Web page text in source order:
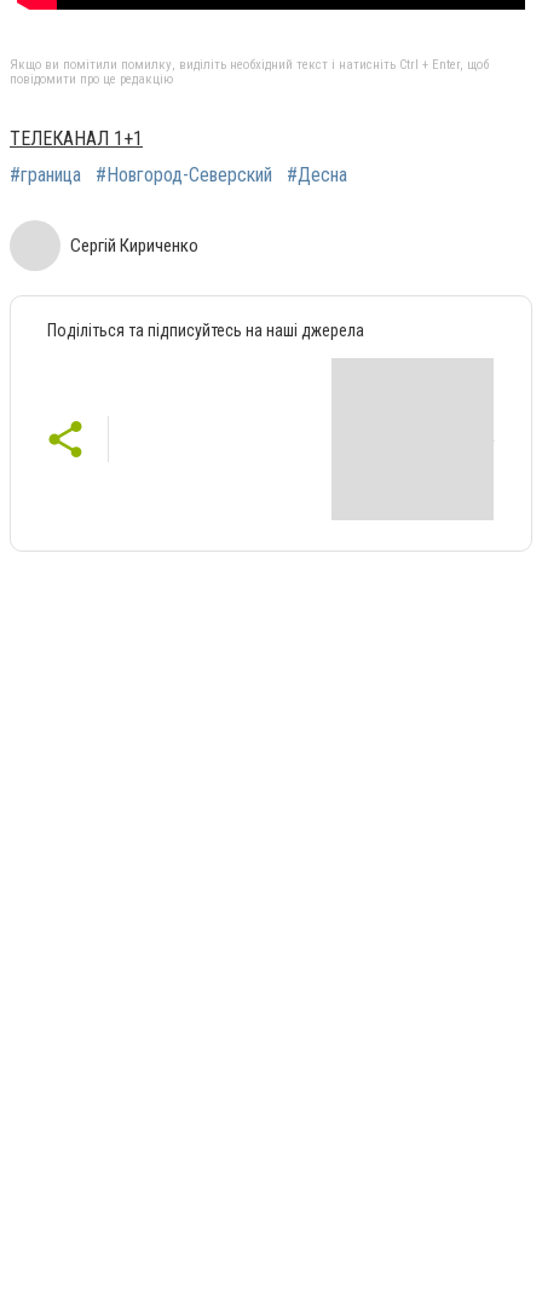
Якщо ви помітили помилку, виділіть необхідний текст і натисніть Ctrl + Enter, щоб
повідомити про це редакцію
ТЕЛЕКАНАЛ 1+1
#граница
#Новгород-Северский #Десна
Сергій Кириченко
Поділіться та підписуйтесь на наші джерела